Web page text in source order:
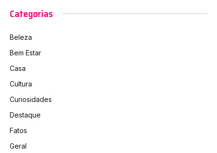
Categorias
Beleza
Bem Estar
Casa
Cultura
Curiosidades
Destaque
Fatos
Geral